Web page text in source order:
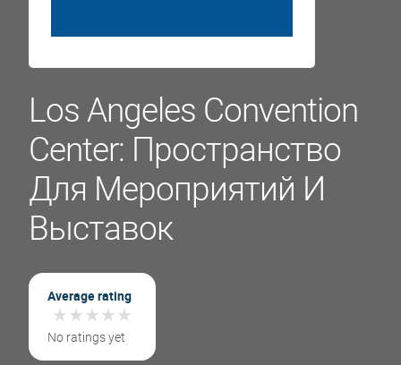
Los Angeles Convention
Center: Пространство
Для Мероприятий И
Выставок
Average rating
★★★★★
★★★★★
No ratings yet